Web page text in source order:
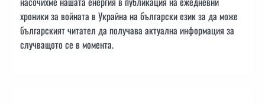
хроники за войната в Украйна на български език за да може
българският читател да получава актуална информация за
случващото се в момента.